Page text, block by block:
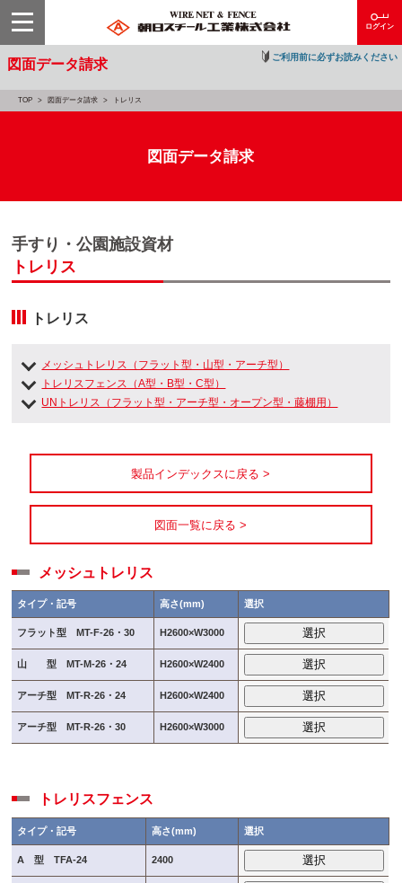
ログイン
図面データ請求 ご利用前に必ずお読みください
TOP 図面データ請求 トレリス
図面データ請求
手すり・公園施設資材
トレリス
トレリス
メッシュトレリス（フラット型・山型・アーチ型）
トレリスフェンス（A型・B型・C型）
UNトレリス（フラット型・アーチ型・オープン型・藤棚用）
製品インデックスに戻る >
図面一覧に戻る >
メッシュトレリス
タイプ・記号 高さ(mm) 選択
フラット型 MT-F-26・30 H2600×W3000 選択
山 型 MT-M-26・24 H2600×W2400 選択
アーチ型 MT-R-26・24 H2600×W2400 選択
アーチ型 MT-R-26・30 H2600×W3000 選択
トレリスフェンス
タイプ・記号 高さ(mm) 選択
A 型 TFA-24 2400 選択